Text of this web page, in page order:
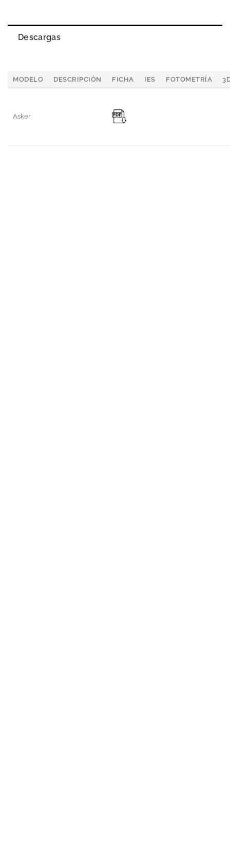
Descargas
MODELO DESCRIPCIÓN FICHA IES FOTOMETRÍA
Asker